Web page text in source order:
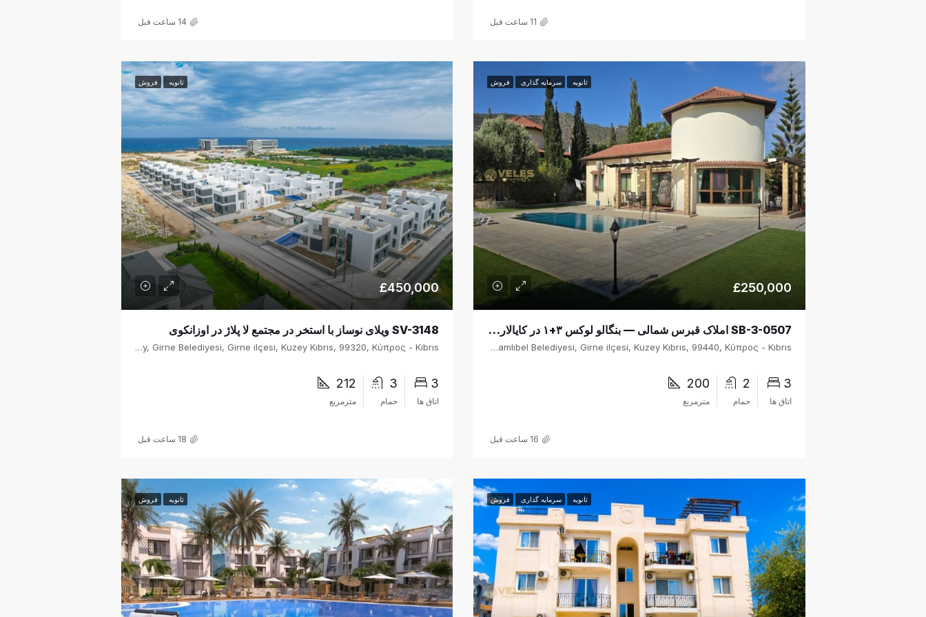
11 ساعت قبل 14 ساعت قبل
ثانویه سرمایه گذاری فروش
£250,000
SB-3-0507 املاک قبرس شمالی — بنگالو لوکس ۳+۱ در کایالار با چشم‌انداز پانوراما به دریا و کوهستان
Cavıt Sarsılmaz Sokak, Kayalar, Lapta-Alsancak-Çamlıbel Belediyesi, Girne ilçesi, Kuzey Kıbrıs, 99440, Κύπρος - Kıbrıs
3
اتاق ها
2
حمام
200
مترمربع
16 ساعت قبل
ثانویه فروش
£450,000
SV-3148 ویلای نوساز با استخر در مجتمع لا پلاژ در اوزانکوی
Ozanköy, Girne Belediyesi, Girne ilçesi, Kuzey Kıbrıs, 99320, Κύπρος - Kıbrıs
3
اتاق ها
3
حمام
212
مترمربع
18 ساعت قبل
ثانویه سرمایه گذاری فروش ثانویه فروش